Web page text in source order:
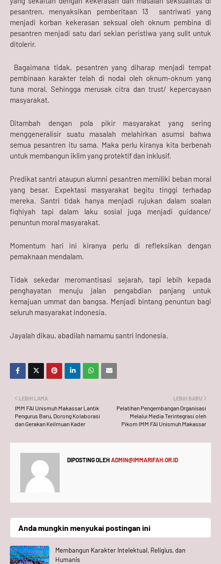
pesantren. menyaksikan pemberitaan 13 santriwati yang
menjadi korban kekerasan seksual oleh oknum pembina di
pesantren menjadi satu dari sekian peristiwa yang sulit untuk
ditolerir.
Bagaimana tidak, pesantren yang diharap menjadi tempat
pembinaan karakter telah di nodai oleh oknum-oknum yang
tuna moral. Sehingga merusak citra dan trust/ kepercayaan
masyarakat.
Ditambah dengan pola pikir masyarakat yang sering
menggeneralisir suatu masalah melahirkan asumsi bahwa
semua pesantren itu sama. Maka perlu kiranya kita berbenah
untuk membangun iklim yang protektif dan inklusif.
Predikat santri ataupun alumni pesantren memiliki beban moral
yang besar. Expektasi masyarakat begitu tinggi terhadap
mereka. Santri tidak hanya menjadi rujukan dalam soalan
fiqhiyah tapi dalam laku sosial juga menjadi guidance/
penuntun moral masyarakat.
Momentum hari ini kiranya perlu di refleksikan dengan
pemaknaan mendalam.
Tidak sekedar meromantisasi sejarah, tapi lebih kepada
penghayatan menuju jalan pengabdian panjang untuk
kemajuan ummat dan bangsa. Menjadi bintang penuntun bagi
seluruh masyarakat indonesia.
Jayalah dikau, abadilah namamu santri Indonesia.
LEBIH BARU
Pelatihan Pengembangan Organisasi
Melalui Media Terintegrasi oleh
Pikom IMM FAI Unismuh Makassar
LEBIH LAMA
IMM FAI Unismuh Makassar Lantik
Pengurus Baru, Dorong Kolaborasi
dan Gerakan Keilmuan Kader
DIPOSTING OLEH ADMIN@IMMARIFAH.OR.ID
Anda mungkin menyukai postingan ini
Membangun Karakter Intelektual, Religius, dan
Humanis